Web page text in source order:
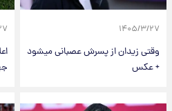
۱۴۰۵/۳/۲۷
وقتی زیدان از پسرش عصبانی میشود
+ عکس